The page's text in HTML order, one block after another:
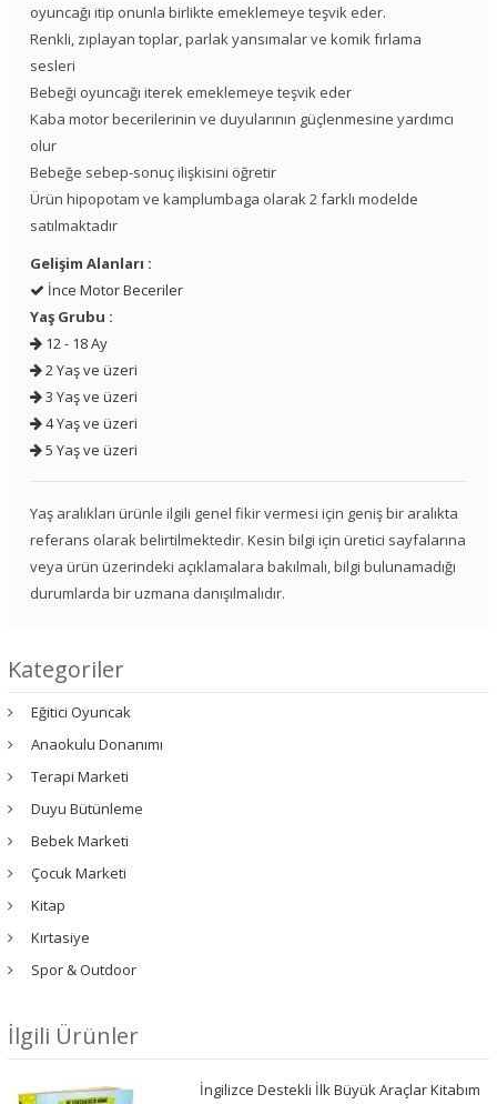
oyuncağı itip onunla birlikte emeklemeye teşvik eder.
Renkli, zıplayan toplar, parlak yansımalar ve komik fırlama
sesleri
Bebeği oyuncağı iterek emeklemeye teşvik eder
Kaba motor becerilerinin ve duyularının güçlenmesine yardımcı
olur
Bebeğe sebep-sonuç ilişkisini öğretir
Ürün hipopotam ve kamplumbaga olarak 2 farklı modelde
satılmaktadır
Gelişim Alanları :
İnce Motor Beceriler
Yaş Grubu :
12 - 18 Ay
2 Yaş ve üzeri
3 Yaş ve üzeri
4 Yaş ve üzeri
5 Yaş ve üzeri
Yaş aralıkları ürünle ilgili genel fikir vermesi için geniş bir aralıkta
referans olarak belirtilmektedir. Kesin bilgi için üretici sayfalarına
veya ürün üzerindeki açıklamalara bakılmalı, bilgi bulunamadığı
durumlarda bir uzmana danışılmalıdır.
Kategoriler
Eğitici Oyuncak
Anaokulu Donanımı
Terapi Marketi
Duyu Bütünleme
Bebek Marketi
Çocuk Marketi
Kitap
Kırtasiye
Spor & Outdoor
İlgili Ürünler
İngilizce Destekli İlk Büyük Araçlar Kitabım